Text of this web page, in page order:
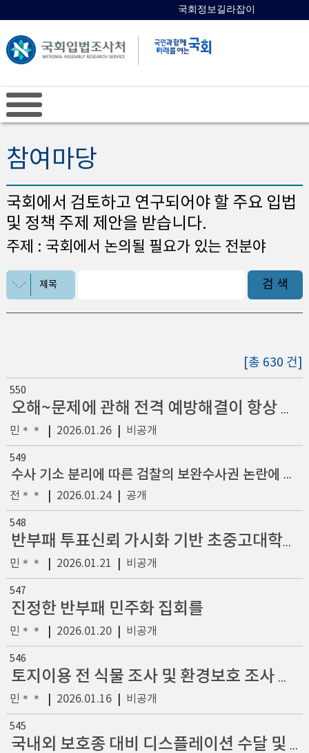
국회정보길라잡이
참여마당
국회에서 검토하고 연구되어야 할 주요 입법
및 정책 주제 제안을 받습니다.
주제 : 국회에서 논의될 필요가 있는 전분야
제목 검 색
[총 630 건]
550
오해~문제에 관해 전격 예방해결이 항상 필수입니다.
민＊＊
2026.01.26| 비공개
549
수사 기소 분리에 따른 검찰의 보완수사권 논란에 대한 정책제안
전＊＊
2026.01.24| 공개
548
반부패 투표신뢰 가시화 기반 초중고대학교&학원~노동기괸~전체 기관 전체 인원 개별 반부패 민주화 투표 책임 의무화에 관한 법제정~적절한 전격 적극혁신이 항상 어디서나 필수입니다.
민＊＊
2026.01.21 비공개
547
진정한 반부패 민주화 집회를
민＊＊ 2026.01.20| 비공개
546
토지이용 전 식물 조사 및 환경보호 조사 국제협력 의무책임 공개 표준화~국내외 반부패 국제표준 안보조사로 조사자 완전 국제협력 망 구축에 최첨단 안보망 적정 공개가 완전한 반부패에 필수입니다.
민＊＊
2026.01.16| 비공개
545
국내외 보호종 대비 디스플레이션 수달 및 보호종을 선발~공론화 잘 해보겠습니다. 반부패 삼권으로 공유 중입니다.